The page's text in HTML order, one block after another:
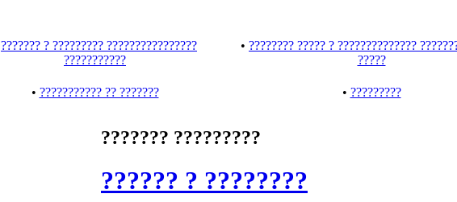
??????? ? ????????? ????????????????
???????????
• ???????? ????? ? ??????????????
?????
• ??????????? ?? ??????? • ?????????
??????? ?????????
?????? ? ????????